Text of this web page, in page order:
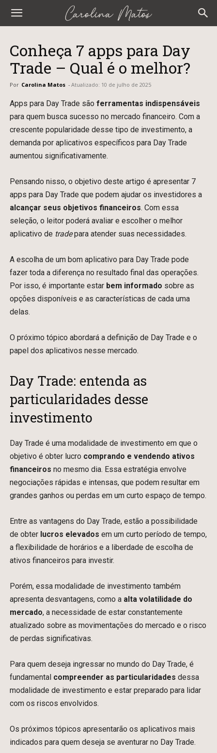
Carolina
Conheça 7 apps para Day
Trade – Qual é o melhor?
Por Carolina Matos - Atualizado: 10 de julho de 2025
Apps para Day Trade são ferramentas indispensáveis
para quem busca sucesso no mercado financeiro. Com a
crescente popularidade desse tipo de investimento, a
demanda por aplicativos específicos para Day Trade
aumentou significativamente.
Pensando nisso, o objetivo deste artigo é apresentar 7
apps para Day Trade que podem ajudar os investidores a
alcançar seus objetivos financeiros. Com essa
seleção, o leitor poderá avaliar e escolher o melhor
aplicativo de tradepara atender suas necessidades.
A escolha de um bom aplicativo para Day Trade pode
fazer toda a diferença no resultado final das operações.
Por isso, é importante estar bem informado sobre as
opções disponíveis e as características de cada uma
delas.
O próximo tópico abordará a definição de Day Trade e o
papel dos aplicativos nesse mercado.
Day Trade: entenda as
particularidades desse
investimento
Day Trade é uma modalidade de investimento em que o
objetivo é obter lucro comprando e vendendo ativos
financeiros no mesmo dia. Essa estratégia envolve
negociações rápidas e intensas, que podem resultar em
grandes ganhos ou perdas em um curto espaço de tempo.
Entre as vantagens do Day Trade, estão a possibilidade
de obter lucros elevados em um curto período de tempo,
a flexibilidade de horários e a liberdade de escolha de
ativos financeiros para investir.
Porém, essa modalidade de investimento também
apresenta desvantagens, como a alta volatilidade do
mercado, a necessidade de estar constantemente
atualizado sobre as movimentações do mercado e o risco
de perdas significativas.
Para quem deseja ingressar no mundo do Day Trade, é
fundamental compreender as particularidades dessa
modalidade de investimento e estar preparado para lidar
com os riscos envolvidos.
Os próximos tópicos apresentarão os aplicativos mais
indicados para quem deseja se aventurar no Day Trade.